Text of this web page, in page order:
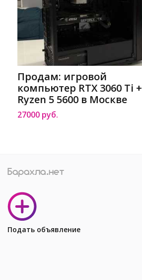
Продам: игровой
компьютер RTX 3060 Ti +
Ryzen 5 5600 в Москве
27000 руб.
Подать объявление